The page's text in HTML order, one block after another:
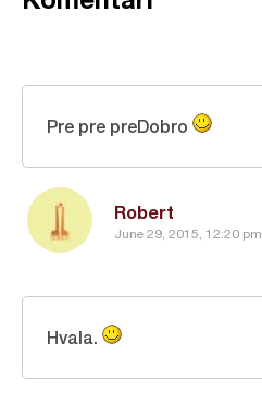
Robert
June 29, 2015, 12:20 pm
Pre pre preDobro
Hvala.